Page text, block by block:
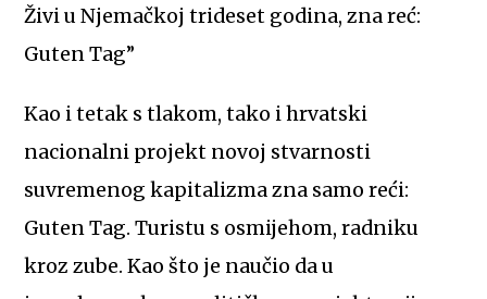
Živi u Njemačkoj trideset godina, zna reć:
Guten Tag”
Kao i tetak s tlakom, tako i hrvatski
nacionalni projekt novoj stvarnosti
suvremenog kapitalizma zna samo reći:
Guten Tag. Turistu s osmijehom, radniku
kroz zube. Kao što je naučio da u